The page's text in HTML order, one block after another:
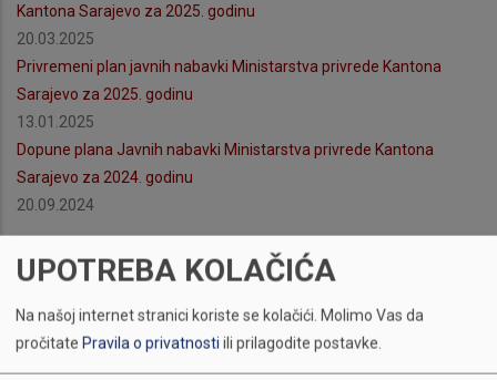
Kantona Sarajevo za 2025. godinu
20.03.2025
Privremeni plan javnih nabavki Ministarstva privrede Kantona
Sarajevo za 2025. godinu
13.01.2025
Dopune plana Javnih nabavki Ministarstva privrede Kantona
Sarajevo za 2024. godinu
20.09.2024
UPOTREBA KOLAČIĆA
Na našoj internet stranici koriste se kolačići. Molimo Vas da
pročitate Pravila o privatnostiili prilagodite postavke.